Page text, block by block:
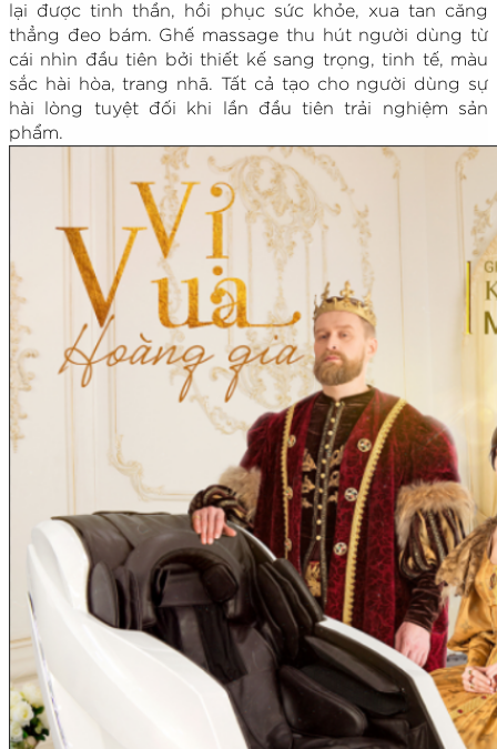
lại được tinh thần, hồi phục sức khỏe, xua tan căng
thẳng đeo bám. Ghế massage thu hút người dùng từ
cái nhìn đầu tiên bởi thiết kế sang trọng, tinh tế, màu
sắc hài hòa, trang nhã. Tất cả tạo cho người dùng sự
hài lòng tuyệt đối khi lần đầu tiên trải nghiệm sản
phẩm.